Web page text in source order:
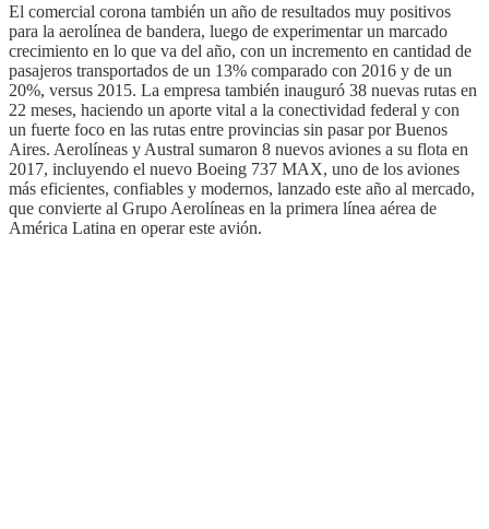
El comercial corona también un año de resultados muy positivos
para la aerolínea de bandera, luego de experimentar un marcado
crecimiento en lo que va del año, con un incremento en cantidad de
pasajeros transportados de un 13% comparado con 2016 y de un
20%, versus 2015. La empresa también inauguró 38 nuevas rutas en
22 meses, haciendo un aporte vital a la conectividad federal y con
un fuerte foco en las rutas entre provincias sin pasar por Buenos
Aires. Aerolíneas y Austral sumaron 8 nuevos aviones a su flota en
2017, incluyendo el nuevo Boeing 737 MAX, uno de los aviones
más eficientes, confiables y modernos, lanzado este año al mercado,
que convierte al Grupo Aerolíneas en la primera línea aérea de
América Latina en operar este avión.